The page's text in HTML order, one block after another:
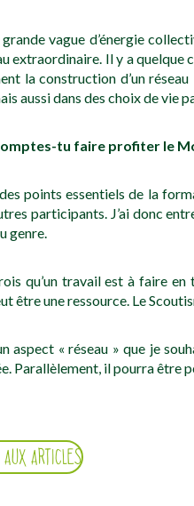
grande vague d’énergie
extraordinaire. Il y a quelque
la construction d’un
aussi dans des choix de vie
tu faire profiter le
points essentiels de la
participants. J’ai donc
genre.
qu’un travail est à faire
être une ressource. Le
aspect « réseau » que je
Parallèlement, il pourra être
ARTICLES